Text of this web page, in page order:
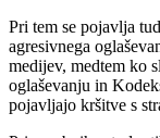
Pri tem se pojavlja
agresivnega
medijev, medtem ko
oglaševanju in
pojavljajo kršitve s